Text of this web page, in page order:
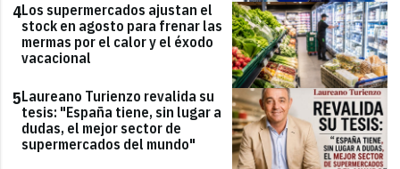
4Los supermercados ajustan el
stock en agosto para frenar las
mermas por el calor y el éxodo
vacacional
5Laureano Turienzo revalida su
tesis: "España tiene, sin lugar a
dudas, el mejor sector de
supermercados del mundo"